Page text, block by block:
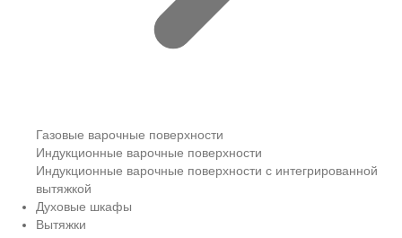
Газовые варочные поверхности
Индукционные варочные поверхности
Индукционные варочные поверхности с интегрированной
вытяжкой
Духовые шкафы
Вытяжки